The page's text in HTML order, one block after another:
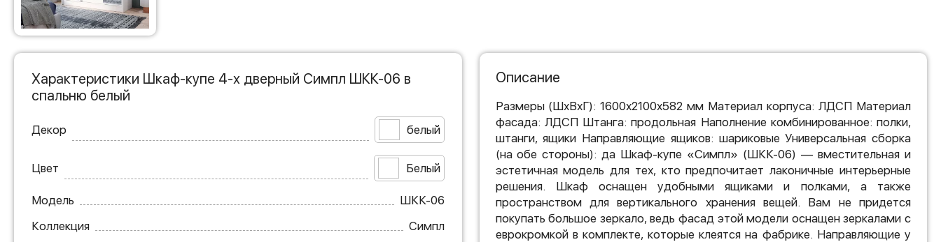
Характеристики Шкаф-купе 4-х дверный Симпл ШКК-06 в
спальню белый
Декор белый
Цвет Белый
Модель
ШКК-06
Коллекция
Симпл
Описание
Размеры (ШхВхГ): 1600х2100х582 мм Материал корпуса: ЛДСП Материал
фасада: ЛДСП Штанга: продольная Наполнение комбинированное: полки,
штанги, ящики Направляющие ящиков: шариковые Универсальная сборка
(на обе стороны): да Шкаф-купе «Симпл» (ШКК-06) — вместительная и
эстетичная модель для тех, кто предпочитает лаконичные интерьерные
решения. Шкаф оснащен удобными ящиками и полками, а также
пространством для вертикального хранения вещей. Вам не придется
покупать большое зеркало, ведь фасад этой модели оснащен зеркалами с
еврокромкой в комплекте, которые клеятся на фабрике. Направляющие у